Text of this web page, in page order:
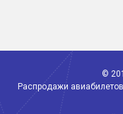
©
Распродажи